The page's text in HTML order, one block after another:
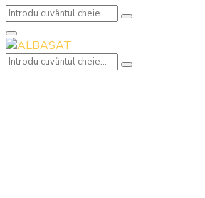
Search
for:
Search
Primary
Menu
Search
Search